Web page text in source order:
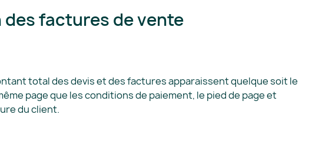
factures de vente
total des devis et des factures apparaissent quelque soit le
page que les conditions de paiement, le pied de page et
du client.